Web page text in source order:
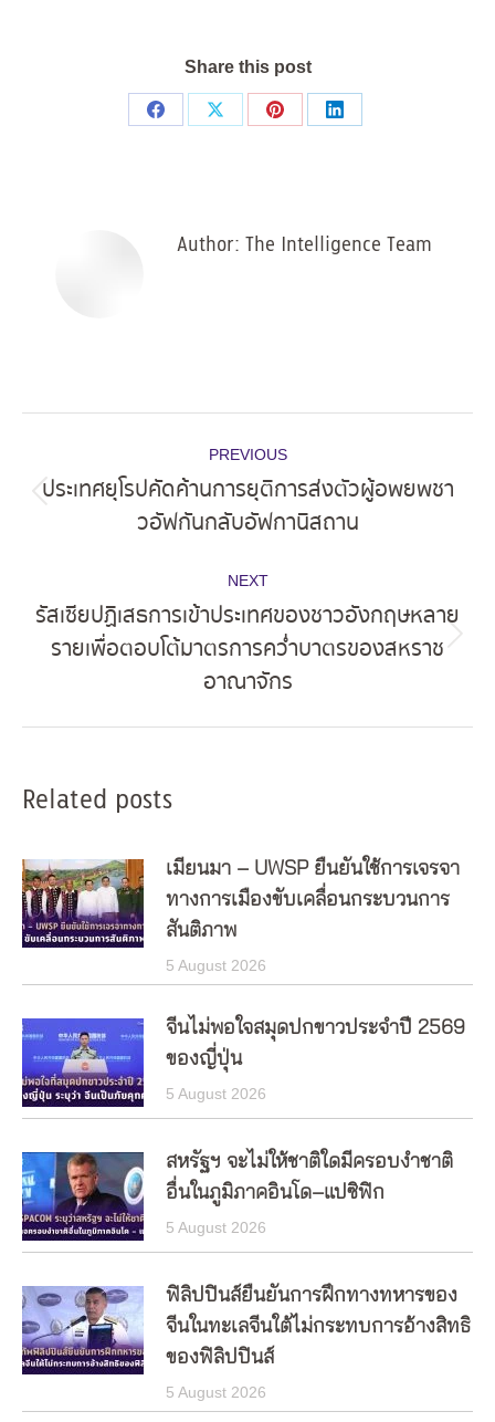
Share this post
Share
Share
Share
Share
Author: The Intelligence Team
navigation
PREVIOUS
Previous
post:
ประเทศยุโรปคัดค้านการยุติการส่งตัวผู้อพยพชา
วอัฟกันกลับอัฟกานิสถาน
NEXT
Next
post:
รัสเซียปฏิเสธการเข้าประเทศของชาวอังกฤษหลาย
รายเพื่อตอบโต้มาตรการคว่ำบาตรของสหราช
อาณาจักร
Related posts
เมียนมา – UWSP ยืนยันใช้การเจรจา
ทางการเมืองขับเคลื่อนกระบวนการ
สันติภาพ
5 August 2026
จีนไม่พอใจสมุดปกขาวประจำปี 2569
ของญี่ปุ่น
5 August 2026
สหรัฐฯ จะไม่ให้ชาติใดมีครอบงำชาติ
อื่นในภูมิภาคอินโด–แปซิฟิก
5 August 2026
ฟิลิปปินส์ยืนยันการฝึกทางทหารของ
จีนในทะเลจีนใต้ไม่กระทบการอ้างสิทธิ
ของฟิลิปปินส์
5 August 2026